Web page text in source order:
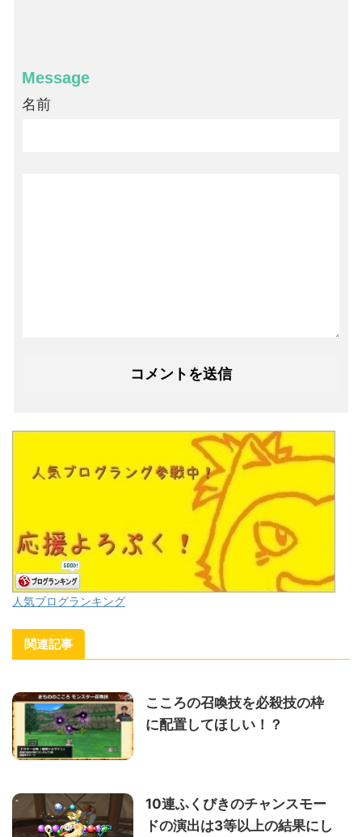
Message
名前
人気ブログランキング
関連記事
こころの召喚技を必殺技の枠
に配置してほしい！？
10連ふくびきのチャンスモー
ドの演出は3等以上の結果にし